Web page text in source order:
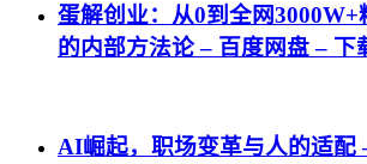
蛋解创业：从0到全网
的内部方法论 – 百度网盘 – 下
AI崛起，职场变革与人的适配